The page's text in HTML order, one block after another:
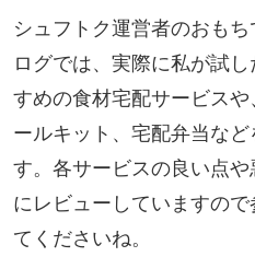
シュフトク運営者のおも
ログでは、実際に私が試
すめの食材宅配サービスや
ールキット、宅配弁当など
す。各サービスの良い点
にレビューしていますの
てくださいね。